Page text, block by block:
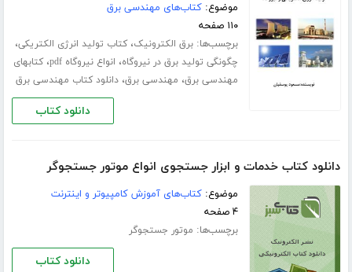
موضوع:کتاب‌های مهندسی برق
۱۱۰ صفحه
برچسب‌ها:برق الکترونیک،کتاب تولید انرژی الکتریکی،
چگونگی تولید برق در نیروگاه، انواع نیروگاه pdf ،کتابهای
مهندسی برق، مهندسی برق،دانلود کتاب مهندسی برق
دانلود کتاب
دانلود کتاب خدمات و ابزار جستجوی انواع موتور جستجوگر
موضوع:کتاب‌های آموزش کامپیوتر و اینترنت
۴ صفحه
برچسب‌ها: موتور جستجوگر
دانلود کتاب